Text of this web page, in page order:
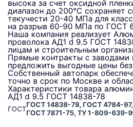
высока за счет оксидной
диапазон до 200°C сохраняет
текучести 20-40 МПа для
на разрыв 60-90 МПа по ГОСТ
Наша компания реализует
проволока АД1 d 9.5 ГОСТ
лицам и строительным
Прямые контракты с заводами
предложить выгодные цены
Собственный автопарк
точно в срок по Москве и
Характеристики товара
АД1 d 9.5 ГОСТ 14838-78
ГОСТГОСТ 14838-78, ГОСТ 4784-
ГОСТ 7871-75, ТУ 1-809-639-